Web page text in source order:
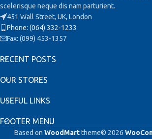
scelerisque neque dis nam parturient.
451 Wall Street, UK, London
Phone: (064) 332-1233
Fax: (099) 453-1357
RECENT POSTS
OUR STORES
USEFUL LINKS
FOOTER MENU
Based on WoodMarttheme© 2026